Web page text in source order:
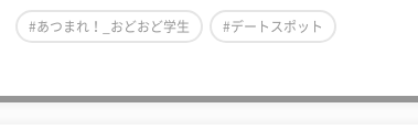
#あつまれ！_おどおど学生 #デートスポット